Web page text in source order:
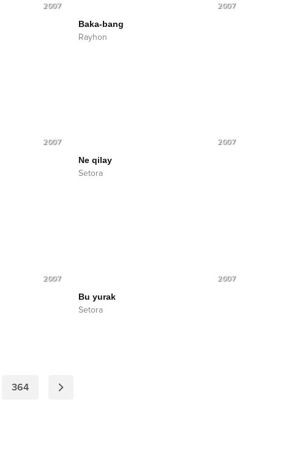
2007 2007
Baka-bang
Rayhon
2007 2007
Ne qilay
Setora
2007 2007
Bu yurak
Setora
364